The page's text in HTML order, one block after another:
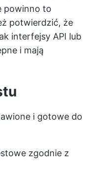
powinno to
potwierdzić, że
interfejsy API lub
i mają
i gotowe do
zgodnie z